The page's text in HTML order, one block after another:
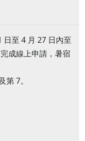
日至 4 月 27 日內至
成線上申請，暑宿
7。